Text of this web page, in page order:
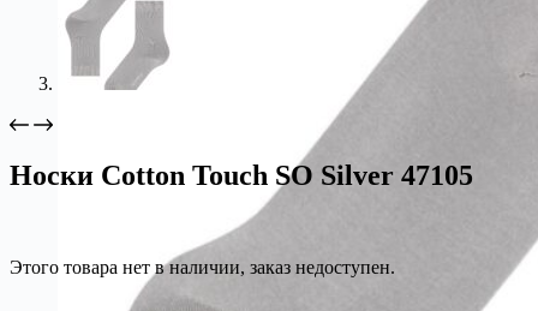
Носки Cotton Touch SO Silver 47105
Этого товара нет в наличии, заказ недоступен.